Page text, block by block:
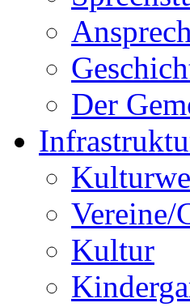
Der
Vereine/
Kultur